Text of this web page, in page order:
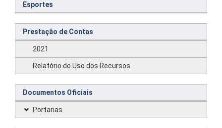
Esportes
Prestação de Contas
2021
Relatório do Uso dos Recursos
Documentos Oficiais
Portarias